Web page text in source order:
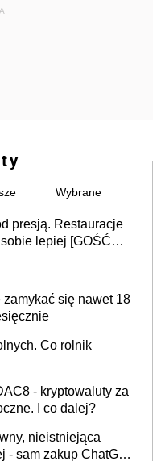
Wybrane
presją. Restauracje
lepiej [GOŚĆ
się nawet 18
Co rolnik
- kryptowaluty za
I co dalej?
nieistniejąca
- sam zakup ChatGPT